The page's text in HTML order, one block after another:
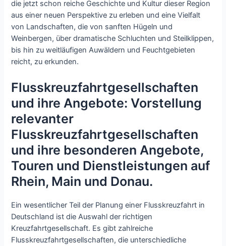
die jetzt schon reiche Geschichte und Kultur dieser Region
aus einer neuen Perspektive zu erleben und eine Vielfalt
von Landschaften, die von sanften Hügeln und
Weinbergen, über dramatische Schluchten und Steilklippen,
bis hin zu weitläufigen Auwäldern und Feuchtgebieten
reicht, zu erkunden.
Flusskreuzfahrtgesellschaften
und ihre Angebote: Vorstellung
relevanter
Flusskreuzfahrtgesellschaften
und ihre besonderen Angebote,
Touren und Dienstleistungen auf
Rhein, Main und Donau.
Ein wesentlicher Teil der Planung einer Flusskreuzfahrt in
Deutschland ist die Auswahl der richtigen
Kreuzfahrtgesellschaft. Es gibt zahlreiche
Flusskreuzfahrtgesellschaften, die unterschiedliche